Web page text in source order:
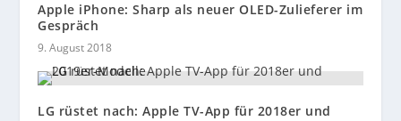
Apple iPhone: Sharp als neuer OLED-Zulieferer im
Gespräch
9. August 2018
LG rüstet nach: Apple TV-App für 2018er und